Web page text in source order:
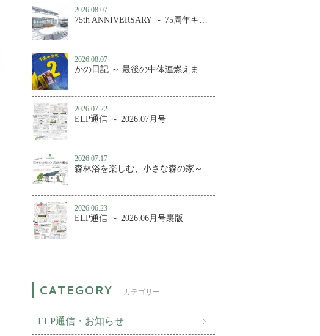
2026.08.07
75th ANNIVERSARY ～ 75周年キャンペーン第２弾！
2026.08.07
かの日記 ～ 最後の中体連燃えました
2026.07.22
ELP通信 ～ 2026.07月号
2026.07.17
森林浴を楽しむ、小さな森の家～百年KUMIKO 完成内覧会
2026.06.23
ELP通信 ～ 2026.06月号裏版
カテゴリー
ELP通信・お知らせ